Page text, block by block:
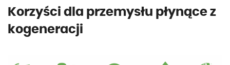
Korzyści dla przemysłu płynące z
kogeneracji